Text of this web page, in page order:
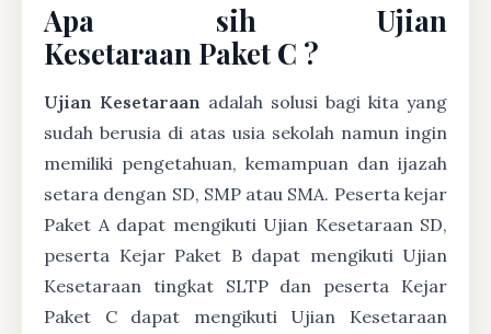
Apa sih Ujian
Kesetaraan Paket C ?
Ujian Kesetaraan adalah solusi bagi kita yang
sudah berusia di atas usia sekolah namun ingin
memiliki pengetahuan, kemampuan dan ijazah
setara dengan SD, SMP atau SMA. Peserta kejar
Paket A dapat mengikuti Ujian Kesetaraan SD,
peserta Kejar Paket B dapat mengikuti Ujian
Kesetaraan tingkat SLTP dan peserta Kejar
Paket C dapat mengikuti Ujian Kesetaraan